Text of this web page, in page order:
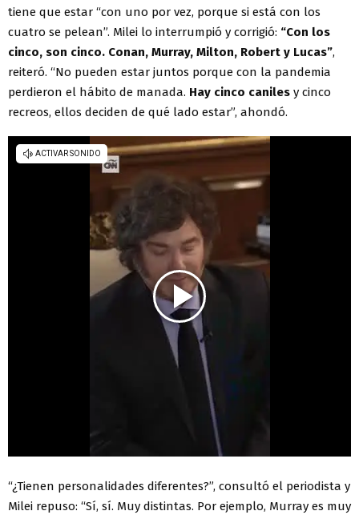
tiene que estar “con uno por vez, porque si está con los
cuatro se pelean”. Milei lo interrumpió y corrigió: “Con los
cinco, son cinco. Conan, Murray, Milton, Robert y Lucas”,
reiteró. “No pueden estar juntos porque con la pandemia
perdieron el hábito de manada. Hay cinco caniles y cinco
recreos, ellos deciden de qué lado estar”, ahondó.
“¿Tienen personalidades diferentes?”, consultó el periodista y
Milei repuso: “Sí, sí. Muy distintas. Por ejemplo, Murray es muy